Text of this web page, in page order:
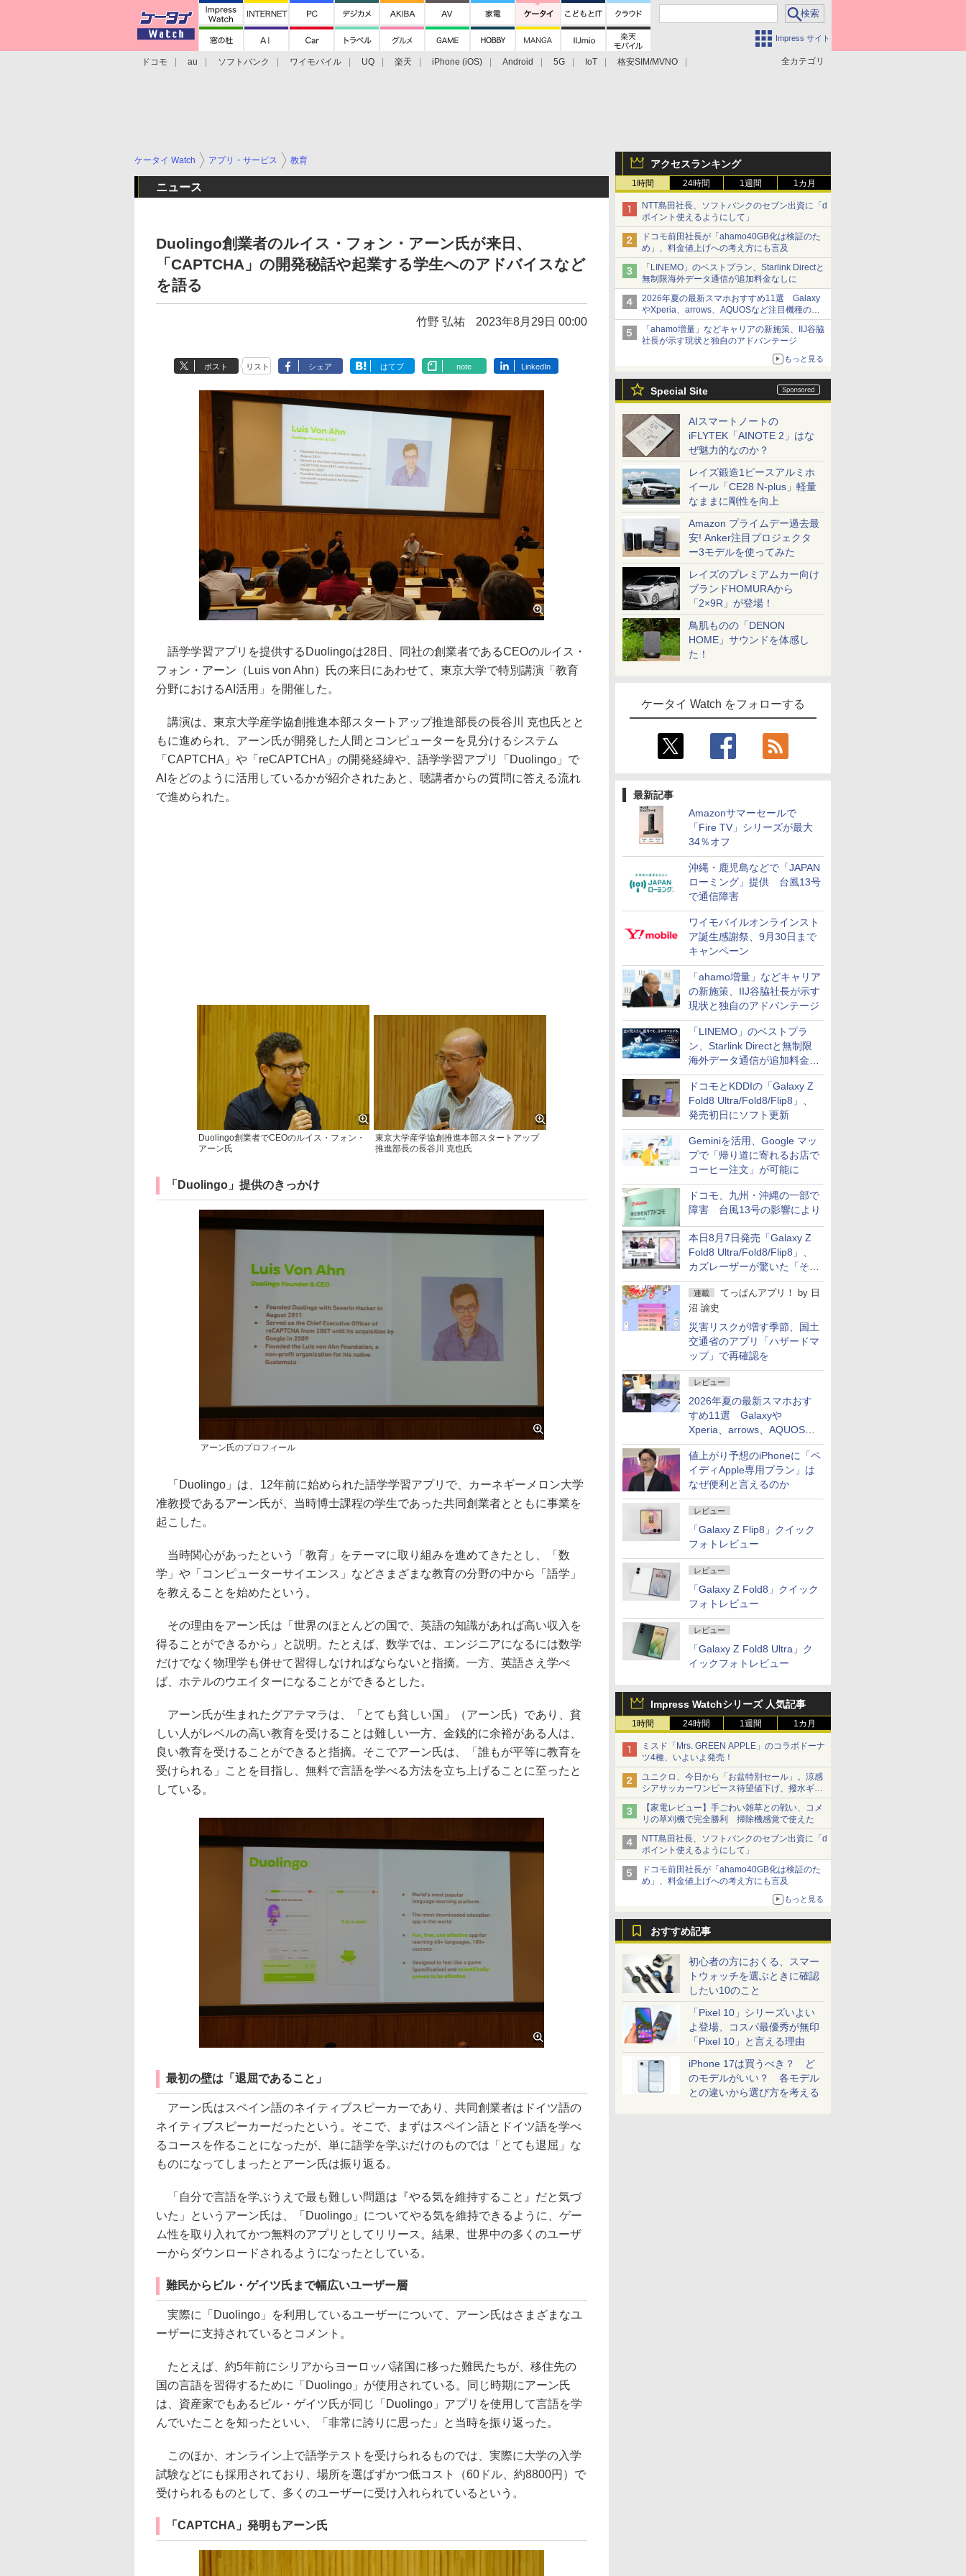
Impress サイト
全カテゴリ
ドコモ au ソフトバンク ワイモバイル UQ 楽天 iPhone (iOS) Android 5G IoT
格安SIM/MVNO
アクセスランキング
1時間 24時間 1週間 1カ月
NTT島田社長、ソフトバンクのセブン出資に「d
ポイント使えるようにして」
ドコモ前田社長が「ahamo40GB化は検証のた
め」、料金値上げへの考え方にも言及
「LINEMO」のベストプラン、Starlink Directと
無制限海外データ通信が追加料金なしに
2026年夏の最新スマホおすすめ11選 Galaxy
やXperia、arrows、AQUOSなど注目機種の特
徴は
「ahamo増量」などキャリアの新施策、IIJ谷脇
社長が示す現状と独自のアドバンテージ
もっと見る
Special Site
AIスマートノートの
iFLYTEK「AINOTE 2」はな
ぜ魅力的なのか？
レイズ鍛造1ピースアルミホ
イール「CE28 N-plus」軽量
なままに剛性を向上
Amazon プライムデー過去最
安! Anker注目プロジェクタ
ー3モデルを使ってみた
レイズのプレミアムカー向け
ブランドHOMURAから
「2×9R」が登場！
鳥肌ものの「DENON
HOME」サウンドを体感し
た！
ケータイ Watch をフォローする
最新記事
Amazonサマーセールで
「Fire TV」シリーズが最大
34％オフ
沖縄・鹿児島などで「JAPAN
ローミング」提供 台風13号
で通信障害
ワイモバイルオンラインスト
ア誕生感謝祭、9月30日まで
キャンペーン
「ahamo増量」などキャリア
の新施策、IIJ谷脇社長が示す
現状と独自のアドバンテージ
「LINEMO」のベストプラ
ン、Starlink Directと無制限
海外データ通信が追加料金な
しに
ドコモとKDDIの「Galaxy Z
Fold8 Ultra/Fold8/Flip8」、
発売初日にソフト更新
Geminiを活用、Google マッ
プで「帰り道に寄れるお店で
コーヒー注文」が可能に
ドコモ、九州・沖縄の一部で
障害 台風13号の影響により
本日8月7日発売「Galaxy Z
Fold8 Ultra/Fold8/Flip8」、
カズレーザーが驚いた「そば
屋のメニュー並みの薄さ」
連載 てっぱんアプリ！ by 日
沼 諭史
災害リスクが増す季節、国土
交通省のアプリ「ハザードマ
ップ」で再確認を
レビュー
2026年夏の最新スマホおす
すめ11選 Galaxyや
Xperia、arrows、AQUOSな
ど注目機種の特徴は
値上がり予想のiPhoneに「ペ
イディApple専用プラン」は
なぜ便利と言えるのか
レビュー
「Galaxy Z Flip8」クイック
フォトレビュー
レビュー
「Galaxy Z Fold8」クイック
フォトレビュー
レビュー
「Galaxy Z Fold8 Ultra」ク
イックフォトレビュー
Impress Watchシリーズ 人気記事
1時間 24時間 1週間 1カ月
ミスド「Mrs. GREEN APPLE」のコラボドーナ
ツ4種、いよいよ発売！
ユニクロ、今日から「お盆特別セール」。涼感
シアサッカーワンピース待望値下げ、撥水ギア
ショーツは1990円に
【家電レビュー】手ごわい雑草との戦い、コメ
リの草刈機で完全勝利 掃除機感覚で使えた
NTT島田社長、ソフトバンクのセブン出資に「d
ポイント使えるようにして」
ドコモ前田社長が「ahamo40GB化は検証のた
め」、料金値上げへの考え方にも言及
もっと見る
おすすめ記事
初心者の方におくる、スマー
トウォッチを選ぶときに確認
したい10のこと
「Pixel 10」シリーズいよい
よ登場、コスパ最優秀が無印
「Pixel 10」と言える理由
iPhone 17は買うべき？ ど
のモデルがいい？ 各モデル
との違いから選び方を考える
ケータイ Watch アプリ・サービス 教育
ニュース
Duolingo創業者のルイス・フォン・アーン氏が来日、
「CAPTCHA」の開発秘話や起業する学生へのアドバイスなど
を語る
竹野 弘祐 2023年8月29日 00:00
ポスト リスト シェア はてブ note LinkedIn
語学学習アプリを提供するDuolingoは28日、同社の創業者であるCEOのルイス・
フォン・アーン（Luis von Ahn）氏の来日にあわせて、東京大学で特別講演「教育
分野におけるAI活用」を開催した。
講演は、東京大学産学協創推進本部スタートアップ推進部長の長谷川 克也氏とと
もに進められ、アーン氏が開発した人間とコンピューターを見分けるシステム
「CAPTCHA」や「reCAPTCHA」の開発経緯や、語学学習アプリ「Duolingo」で
AIをどのように活用しているかが紹介されたあと、聴講者からの質問に答える流れ
で進められた。
Duolingo創業者でCEOのルイス・フォン・
アーン氏
東京大学産学協創推進本部スタートアップ
推進部長の長谷川 克也氏
「Duolingo」提供のきっかけ
アーン氏のプロフィール
「Duolingo」は、12年前に始められた語学学習アプリで、カーネギーメロン大学
准教授であるアーン氏が、当時博士課程の学生であった共同創業者とともに事業を
起こした。
当時関心があったという「教育」をテーマに取り組みを進めてきたとし、「数
学」や「コンピューターサイエンス」などさまざまな教育の分野の中から「語学」
を教えることを始めたという。
その理由をアーン氏は「世界のほとんどの国で、英語の知識があれば高い収入を
得ることができるから」と説明。たとえば、数学では、エンジニアになるには数学
だけでなく物理学も併せて習得しなければならないと指摘。一方、英語さえ学べ
ば、ホテルのウエイターになることができるとした。
アーン氏が生まれたグアテマラは、「とても貧しい国」（アーン氏）であり、貧
しい人がレベルの高い教育を受けることは難しい一方、金銭的に余裕がある人は、
良い教育を受けることができると指摘。そこでアーン氏は、「誰もが平等に教育を
受けられる」ことを目指し、無料で言語を学べる方法を立ち上げることに至ったと
している。
最初の壁は「退屈であること」
アーン氏はスペイン語のネイティブスピーカーであり、共同創業者はドイツ語の
ネイティブスピーカーだったという。そこで、まずはスペイン語とドイツ語を学べ
るコースを作ることになったが、単に語学を学ぶだけのものでは「とても退屈」な
ものになってしまったとアーン氏は振り返る。
「自分で言語を学ぶうえで最も難しい問題は『やる気を維持すること』だと気づ
いた」というアーン氏は、「Duolingo」についてやる気を維持できるように、ゲー
ム性を取り入れてかつ無料のアプリとしてリリース。結果、世界中の多くのユーザ
ーからダウンロードされるようになったとしている。
難民からビル・ゲイツ氏まで幅広いユーザー層
実際に「Duolingo」を利用しているユーザーについて、アーン氏はさまざまなユ
ーザーに支持されているとコメント。
たとえば、約5年前にシリアからヨーロッパ諸国に移った難民たちが、移住先の
国の言語を習得するために「Duolingo」が使用されている。同じ時期にアーン氏
は、資産家でもあるビル・ゲイツ氏が同じ「Duolingo」アプリを使用して言語を学
んでいたことを知ったといい、「非常に誇りに思った」と当時を振り返った。
このほか、オンライン上で語学テストを受けられるものでは、実際に大学の入学
試験などにも採用されており、場所を選ばずかつ低コスト（60ドル、約8800円）で
受けられるものとして、多くのユーザーに受け入れられているという。
「CAPTCHA」発明もアーン氏